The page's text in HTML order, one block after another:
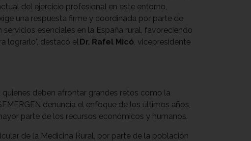
del ejercicio profesional en este entorno,
una respuesta firme y coordinada por parte de
esenciales en la España rural, favoreciendo
lograrlo", destacó el Dr. Rafel Micó , vicepresidente
deben afrontar grandes retos como la
denuncia el enfoque de los últimos años,
parte de los recursos económicos y humanos.
de la Medicina Rural, por parte de la población